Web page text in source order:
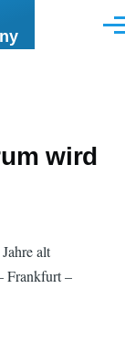
wird
alt
Frankfurt –